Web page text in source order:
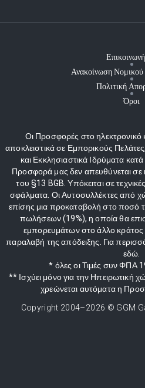
Ανακοίνωση Νομικού
Πολιτική
Όροι
Οι Προσφορές στο
αποκλειστικά σε Εμπορικούς
και Εκκλησιαστικά Ιδρύματα
Προσφορά μας δεν απευθύνεται σε
του §13 BGB. Υπόκειται σε
σφάλματα. Οι Αυτοσυλλέκτες από
επίσης μια προκαταβολή στο ποσό
πωλήσεων (19%), η οποία θα
εμπορευμάτων στο άλλο κράτος
παραλαβή της απόδειξης. Για
εδώ.
* όλες οι Τιμές συν ΦΠΑ
** Ισχύει μόνο για την Ηπειρωτική
χρεώνεται αυτόματα η
Copyright 2004–2026 © GGM